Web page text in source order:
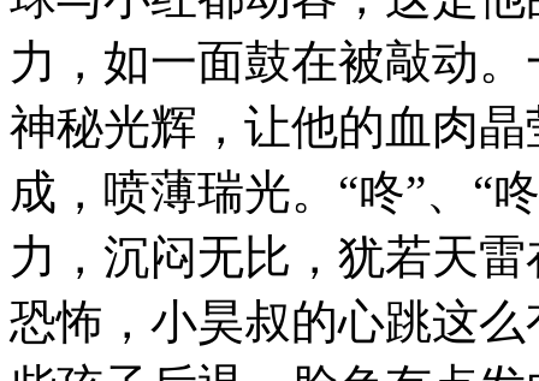
力，如一面鼓在被敲动
神秘光辉，让他的血肉
成，喷薄瑞光。“咚”、
力，沉闷无比，犹若天
恐怖，小昊叔的心跳这